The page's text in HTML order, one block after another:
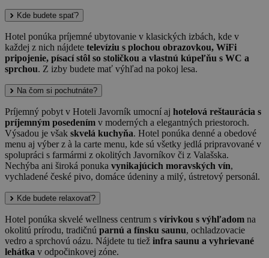
Kde budete spať?
Hotel ponúka príjemné ubytovanie v klasických izbách, kde v
každej z nich nájdete televíziu s plochou obrazovkou, WiFi
pripojenie, písací stôl so stoličkou a vlastnú kúpeľňu s WC a
sprchou. Z izby budete mať výhľad na pokoj lesa.
Na čom si pochutnáte?
Príjemný pobyt v Hoteli Javorník umocní aj hotelová reštaurácia s
príjemným posedením v moderných a elegantných priestoroch.
Výsadou je však skvelá kuchyňa. Hotel ponúka denné a obedové
menu aj výber z à la carte menu, kde sú všetky jedlá pripravované v
spolupráci s farmármi z okolitých Javorníkov či z Valašska.
Nechýba ani široká ponuka vynikajúcich moravských vín,
vychladené české pivo, domáce údeniny a milý, ústretový personál.
Kde budete relaxovať?
Hotel ponúka skvelé wellness centrum s vírivkou s výhľadom na
okolitú prírodu, tradičnú parnú a fínsku saunu, ochladzovacie
vedro a sprchovú oázu. Nájdete tu tiež infra saunu a vyhrievané
lehátka v odpočinkovej zóne.